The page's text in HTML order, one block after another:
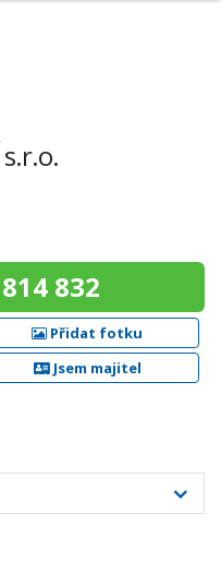
s.r.o.
832
Přidat fotku
Jsem majitel